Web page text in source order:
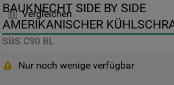
Vergleichen
BAUKNECHT SIDE BY SIDE
AMERIKANISCHER
FARBE SCHWARZ - SBS C90 BL
SBS C90 BL
Nur noch wenige verfügbar